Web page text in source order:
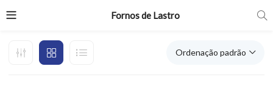
Fornos de Lastro
Ordenação padrão